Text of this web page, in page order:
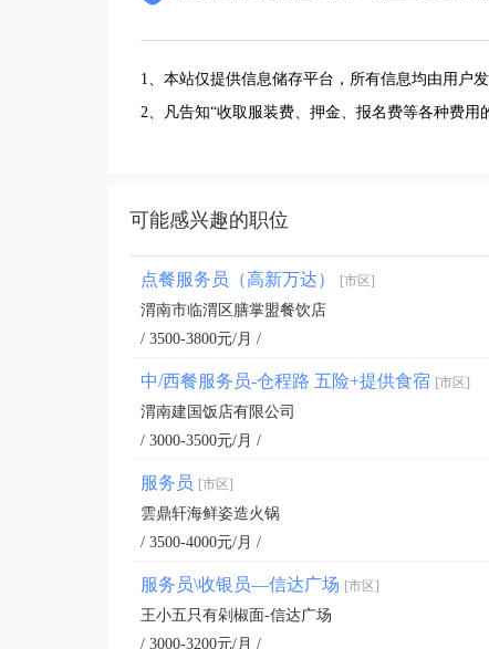
1、本站仅提供信息储存平台，所有信息均由用户
2、凡告知“收取服装费、押金、报名费等各种费用
可能感兴趣的职位
点餐服务员（高新万达） [市区]
渭南市临渭区膳掌盟餐饮店
/ 3500-3800元/月 /
中/西餐服务员-仓程路 五险+提供食宿 [市区]
渭南建国饭店有限公司
/ 3000-3500元/月 /
服务员 [市区]
雲鼎轩海鲜姿造火锅
/ 3500-4000元/月 /
服务员\收银员—信达广场 [市区]
王小五只有剁椒面-信达广场
/ 3000-3200元/月 /